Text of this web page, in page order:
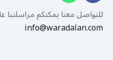
للتواصل معنا يمكنكم مراسلتنا
info@waradalan.com